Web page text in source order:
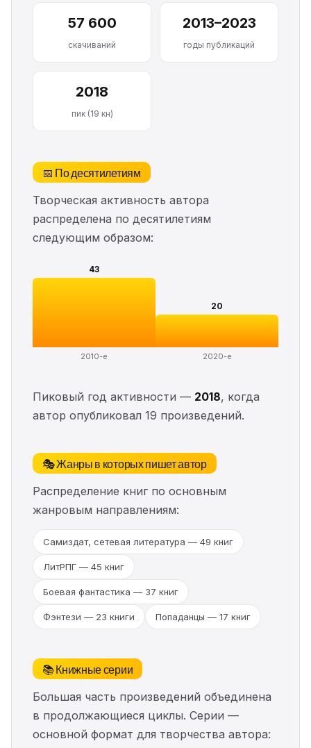
57 600
скачиваний
2013–2023
годы публикаций
2018
пик (19 кн)
📅 По десятилетиям
Творческая активность автора
распределена по десятилетиям
следующим образом:
43
2010-е
20
2020-е
Пиковый год активности — 2018, когда
автор опубликовал 19 произведений.
🎭 Жанры в которых пишет автор
Распределение книг по основным
жанровым направлениям:
Самиздат, сетевая литература — 49 книг
ЛитРПГ — 45 книг
Боевая фантастика — 37 книг
Фэнтези — 23 книги Попаданцы — 17 книг
📚 Книжные серии
Большая часть произведений объединена
в продолжающиеся циклы. Серии —
основной формат для творчества автора: